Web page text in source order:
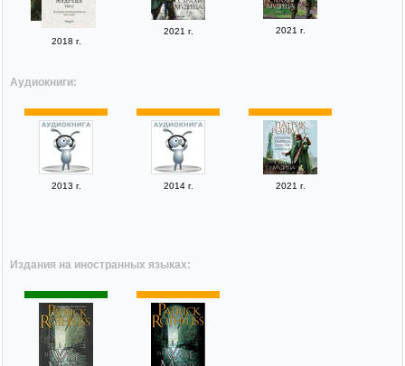
2018 г.
2021 г. 2021 г.
Аудиокниги:
2013 г. 2014 г. 2021 г.
Издания на иностранных языках: